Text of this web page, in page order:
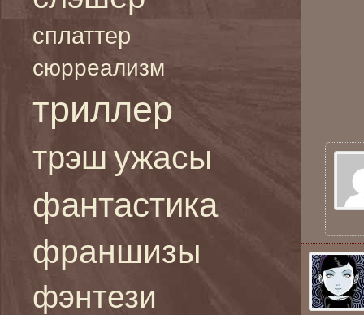
сплаттер
сюрреализм
триллер
трэш ужасы
фантастика
франшизы
фэнтези